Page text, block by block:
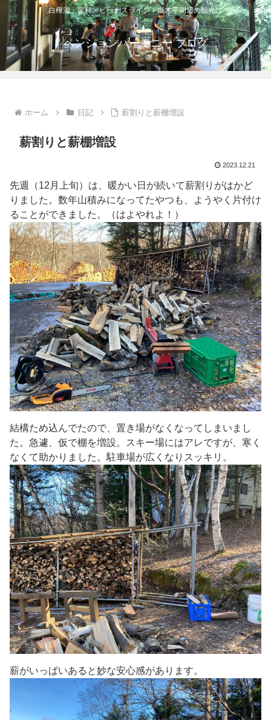
白樺湖・蓼科・ビーナスライン・姫木平周辺の観光に
ペンションハーモニー ブログ
ホーム 日記 薪割りと薪棚増設
薪割りと薪棚増設
2023.12.21
先週（12月上旬）は、暖かい日が続いて薪割りがはかど
りました。数年山積みになってたやつも、ようやく片付け
ることができました。（はよやれよ！）
結構ため込んでたので、置き場がなくなってしまいまし
た。急遽、仮で棚を増設。スキー場にはアレですが、寒く
なくて助かりました。駐車場が広くなりスッキリ。
薪がいっぱいあると妙な安心感があります。